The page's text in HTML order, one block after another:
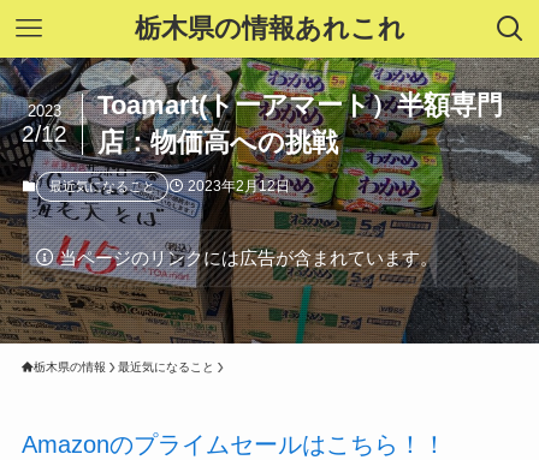
栃木県の情報あれこれ
Toamart(トーアマート）半額専門
店：物価高への挑戦
2023
2/12
最近気になること 2023年2月12日
当ページのリンクには広告が含まれています。
栃木県の情報 最近気になること
Amazonのプライムセールはこちら！！